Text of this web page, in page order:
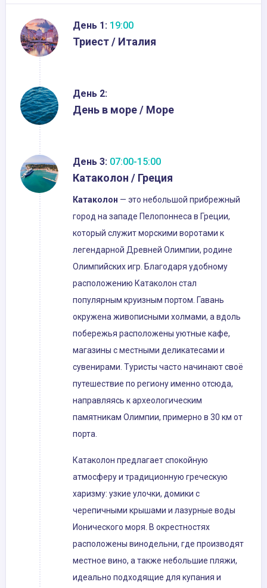
День 1: 19:00
Триест / Италия
День 2:
День в море / Море
День 3: 07:00-15:00
Катаколон / Греция
Катаколон — это небольшой прибрежный
город на западе Пелопоннеса в Греции,
который служит морскими воротами к
легендарной Древней Олимпии, родине
Олимпийских игр. Благодаря удобному
расположению Катаколон стал
популярным круизным портом. Гавань
окружена живописными холмами, а вдоль
побережья расположены уютные кафе,
магазины с местными деликатесами и
сувенирами. Туристы часто начинают своё
путешествие по региону именно отсюда,
направляясь к археологическим
памятникам Олимпии, примерно в 30 км от
порта.
Катаколон предлагает спокойную
атмосферу и традиционную греческую
харизму: узкие улочки, домики с
черепичными крышами и лазурные воды
Ионического моря. В окрестностях
расположены винодельни, где производят
местное вино, а также небольшие пляжи,
идеально подходящие для купания и